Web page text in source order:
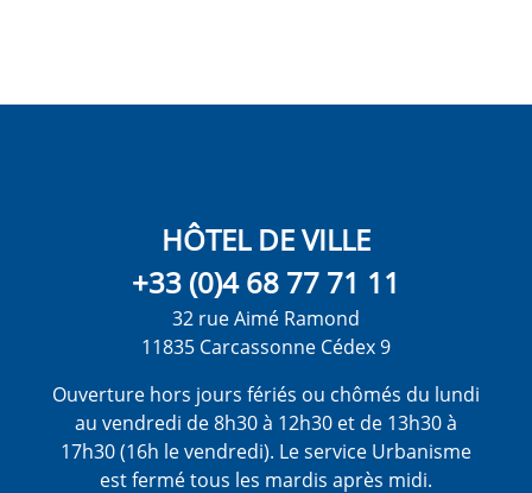
HÔTEL DE VILLE
+33 (0)4 68 77 71 11
32 rue Aimé Ramond
11835 Carcassonne Cédex 9
Ouverture hors jours fériés ou chômés du lundi
au vendredi de 8h30 à 12h30 et de 13h30 à
17h30 (16h le vendredi). Le service Urbanisme
est fermé tous les mardis après midi.